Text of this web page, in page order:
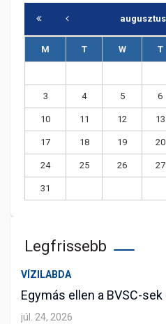
augusztus
M T W T
3 4 5 6
10 11 12 13
17 18 19 20
24 25 26 27
31
Legfrissebb
VÍZILABDA
Egymás ellen a BVSC-sek
júl. 24, 2026